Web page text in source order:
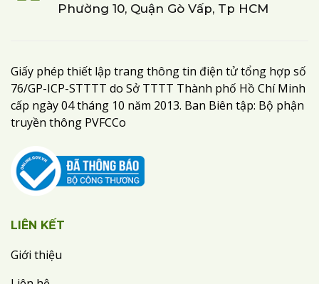
Phường 10, Quận Gò Vấp, Tp HCM
Giấy phép thiết lập trang thông tin điện tử tổng hợp số
76/GP-ICP-STTTT do Sở TTTT Thành phố Hồ Chí Minh
cấp ngày 04 tháng 10 năm 2013. Ban Biên tập: Bộ phận
truyền thông PVFCCo
LIÊN KẾT
Giới thiệu